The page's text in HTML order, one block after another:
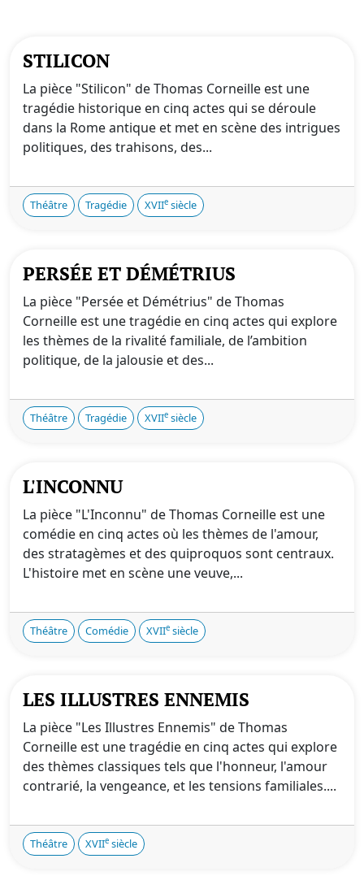
STILICON
La pièce "Stilicon" de Thomas Corneille est une
tragédie historique en cinq actes qui se déroule
dans la Rome antique et met en scène des intrigues
politiques, des trahisons, des...
Théâtre Tragédie XVIIe siècle
PERSÉE ET DÉMÉTRIUS
La pièce "Persée et Démétrius" de Thomas
Corneille est une tragédie en cinq actes qui explore
les thèmes de la rivalité familiale, de l’ambition
politique, de la jalousie et des...
Théâtre Tragédie XVIIe siècle
L'INCONNU
La pièce "L'Inconnu" de Thomas Corneille est une
comédie en cinq actes où les thèmes de l'amour,
des stratagèmes et des quiproquos sont centraux.
L'histoire met en scène une veuve,...
Théâtre Comédie XVIIe siècle
LES ILLUSTRES ENNEMIS
La pièce "Les Illustres Ennemis" de Thomas
Corneille est une tragédie en cinq actes qui explore
des thèmes classiques tels que l'honneur, l'amour
contrarié, la vengeance, et les tensions familiales....
Théâtre XVIIe siècle